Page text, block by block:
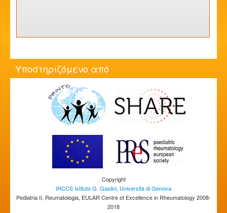
Υποστηριζόμενο από
Copyright
IRCCS Istituto G. Gaslini, Università di Genova
Pediatria II, Reumatologia, EULAR Centre of Excellence in Rheumatology 2008-
2018